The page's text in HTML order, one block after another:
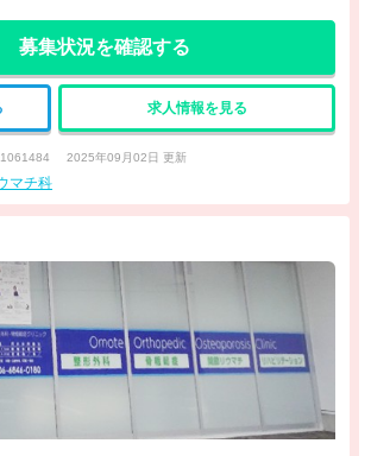
募集状況を確認する
求人情報を見る
2025年09月02日 更新
マチ科